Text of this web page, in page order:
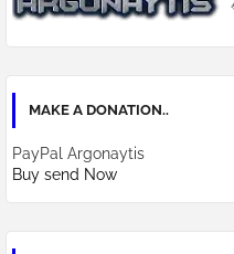
MAKE A DONATION..
PayPal Argonaytis
Buy send Now